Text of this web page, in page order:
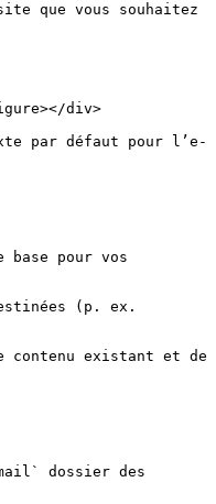
que vous souhaitez
div>
par défaut pour l’e-
base pour vos
(p. ex.
contenu existant et de
dossier des